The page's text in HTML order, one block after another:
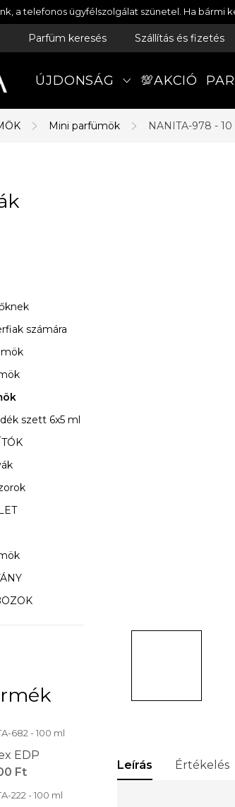
a telefonos ügyfélszolgálat szünetel. Ha
Parfüm keresés Szállítás és fizetés
ÚJDONSÁG 💯AKCIÓ
Mini parfümök NANITA-978 - 10
számára
szett 6x5 ml
682 - 100 ml
EDP
Ft
222 - 100 ml
Leírás Értékelés